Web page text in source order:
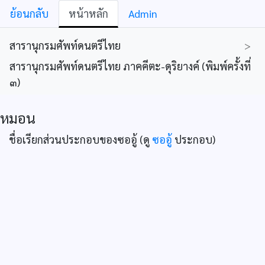
ย้อนกลับ หน้าหลัก Admin
สารานุกรมศัพท์ดนตรีไทย
>
สารานุกรมศัพท์ดนตรีไทย ภาคคีตะ-ดุริยางค์ (พิมพ์ครั้งที่
๓)
หมอน
ชื่อเรียกส่วนประกอบของซออู้ (ดู ซออู้ ประกอบ)